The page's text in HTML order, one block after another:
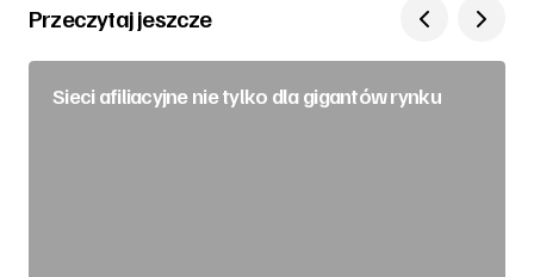
Przeczytaj jeszcze
Sieci afiliacyjne nie tylko dla gigantów rynku